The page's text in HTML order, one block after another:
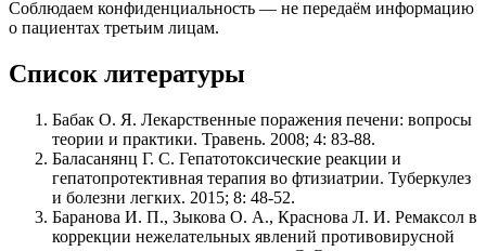
Соблюдаем конфиденциальность ― не передаём информацию
о пациентах третьим лицам.
Список литературы
Бабак О. Я. Лекарственные поражения печени: вопросы
теории и практики. Травень. 2008; 4: 83-88.
Баласанянц Г. С. Гепатотоксические реакции и
гепатопротективная терапия во фтизиатрии. Туберкулез
и болезни легких. 2015; 8: 48-52.
Баранова И. П., Зыкова О. А., Краснова Л. И. Ремаксол в
коррекции нежелательных явлений противовирусной